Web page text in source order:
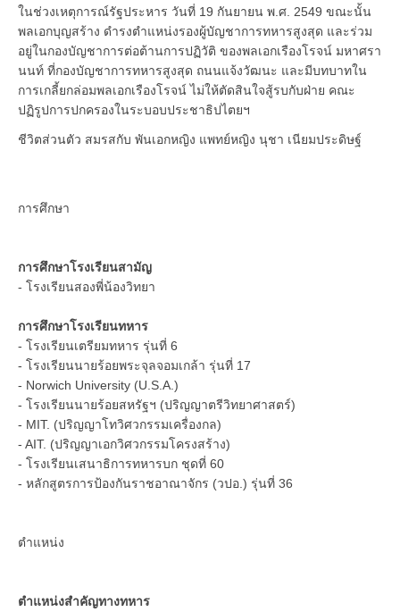
ในช่วงเหตุการณ์รัฐประหาร วันที่ 19 กันยายน พ.ศ. 2549 ขณะนั้น
พลเอกบุญสร้าง ดำรงตำแหน่งรองผู้บัญชาการทหารสูงสุด และร่วม
อยู่ในกองบัญชาการต่อต้านการปฏิวัติ ของพลเอกเรืองโรจน์ มหาศรา
นนท์ ที่กองบัญชาการทหารสูงสุด ถนนแจ้งวัฒนะ และมีบทบาทใน
การเกลี้ยกล่อมพลเอกเรืองโรจน์ ไม่ให้ตัดสินใจสู้รบกับฝ่าย คณะ
ปฏิรูปการปกครองในระบอบประชาธิปไตยฯ
ชีวิตส่วนตัว สมรสกับ พันเอกหญิง แพทย์หญิง นุชา เนียมประดิษฐ์
การศึกษา
การศึกษาโรงเรียนสามัญ
- โรงเรียนสองพี่น้องวิทยา
การศึกษาโรงเรียนทหาร
- โรงเรียนเตรียมทหาร รุ่นที่ 6
- โรงเรียนนายร้อยพระจุลจอมเกล้า รุ่นที่ 17
- Norwich University (U.S.A.)
- โรงเรียนนายร้อยสหรัฐฯ (ปริญญาตรีวิทยาศาสตร์)
- MIT. (ปริญญาโทวิศวกรรมเครื่องกล)
- AIT. (ปริญญาเอกวิศวกรรมโครงสร้าง)
- โรงเรียนเสนาธิการทหารบก ชุดที่ 60
- หลักสูตรการป้องกันราชอาณาจักร (วปอ.) รุ่นที่ 36
ตำแหน่ง
ตำแหน่งสำคัญทางทหาร